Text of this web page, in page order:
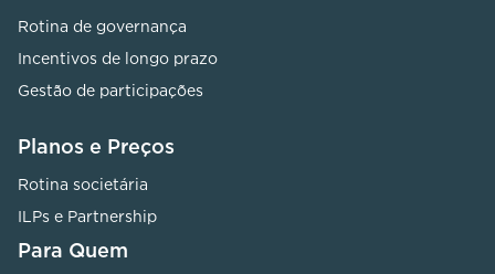
Rotina de governança
Incentivos de longo prazo
Gestão de participações
Planos e Preços
Rotina societária
ILPs e Partnership
Para Quem